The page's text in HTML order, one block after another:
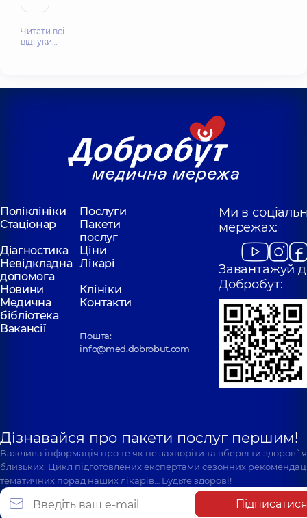
Читати всі
відгуки…
Поліклініки
Послуги
Стаціонар
Пакети
послуг
Діагностика
Ціни
Невідкладна
допомога
Лікарі
Новини
Клініки
Медична
бібліотека
Контакти
Вакансії
Пошта:
info@med.dobrobut.com
Ми в
мережах:
Завантажуй
Добробут:
Дізнавайся про пакети послуг першим!
Важлива інформація про те як не захворіти та вберегти
близьких. Цикл підготовлених експертами сезонних
тематичних порад наших лікарів… Будьте здорові!
Підписатися